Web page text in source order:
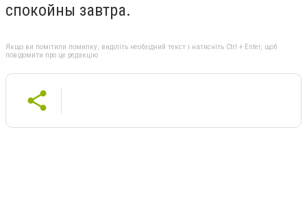
спокойны завтра.
Якщо ви помітили помилку, виділіть необхідний текст і натисніть Ctrl + Enter, щоб
повідомити про це редакцію